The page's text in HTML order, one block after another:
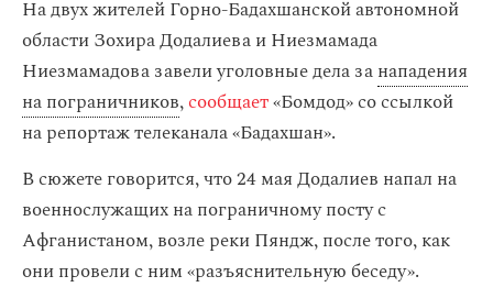
На двух жителей Горно-Бадахшанской автономной
области Зохира Додалиева и Ниезмамада
Ниезмамадова завели уголовные дела занападения
на пограничников,сообщает«Бомдод» со ссылкой
на репортаж телеканала «Бадахшан».
В сюжете говорится, что 24 мая Додалиев напал на
военнослужащих на пограничному посту с
Афганистаном, возле реки Пяндж, после того, как
они провели с ним «разъяснительную беседу».